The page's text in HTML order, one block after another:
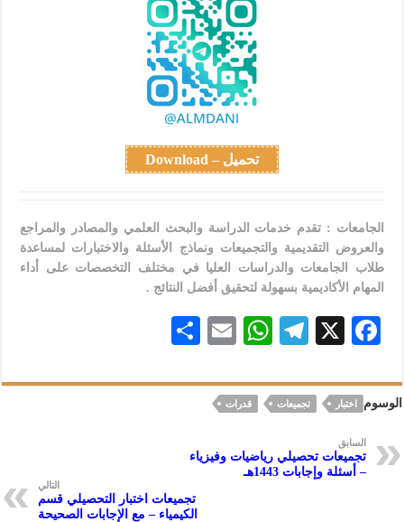
تحميل – Download
الجامعات : تقدم خدمات الدراسة والبحث العلمي والمصادر والمراجع
والعروض التقديمية والتجميعات ونماذج الأسئلة والاختبارات لمساعدة
طلاب الجامعات والدراسات العليا في مختلف التخصصات على أداء
المهام الأكاديمية بسهولة لتحقيق أفضل النتائج .
F
eb
oo
k
X
Te
gr
a
m
W
at
s
A
p
E
ai
ar
الوسوم اختبار تجميعات قدرات
السابق
تجميعات تحصيلي رياضيات وفيزياء
– أسئلة وإجابات 1443هـ
التالي
تجميعات اختبار التحصيلي قسم
الكيمياء – مع الإجابات الصحيحة